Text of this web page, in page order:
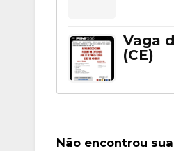
Vaga
(CE)
Não encontrou